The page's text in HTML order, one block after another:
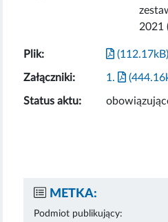
2021
Plik: (112.17kB)
Załączniki: 1.
Status aktu:
METKA:
Podmiot publikujący: